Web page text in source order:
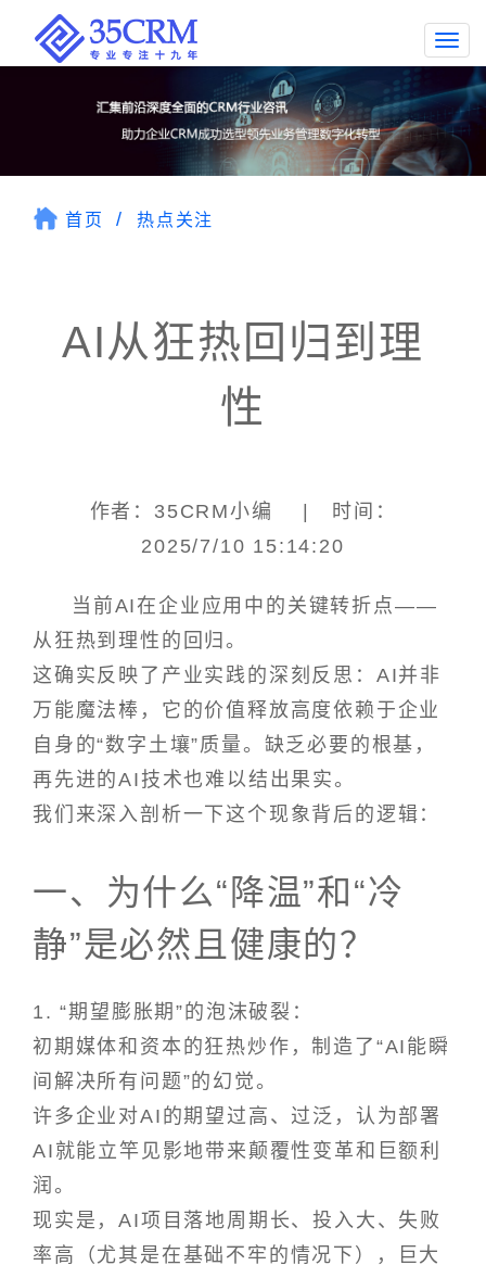
首页 热点关注
AI从狂热回归到理
性
作者：35CRM小编 | 时间：
2025/7/10 15:14:20
当前AI在企业应用中的关键转折点——
从狂热到理性的回归。
这确实反映了产业实践的深刻反思：AI并非
万能魔法棒，它的价值释放高度依赖于企业
自身的“数字土壤”质量。缺乏必要的根基，
再先进的AI技术也难以结出果实。
我们来深入剖析一下这个现象背后的逻辑：
一、为什么“降温”和“冷
静”是必然且健康的？
1. “期望膨胀期”的泡沫破裂：
初期媒体和资本的狂热炒作，制造了“AI能瞬
间解决所有问题”的幻觉。
许多企业对AI的期望过高、过泛，认为部署
AI就能立竿见影地带来颠覆性变革和巨额利
润。
现实是，AI项目落地周期长、投入大、失败
率高（尤其是在基础不牢的情况下），巨大